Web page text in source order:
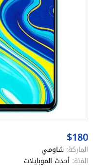
$180
الماركة: شاومي
الفئة: أحدث الموبايلات